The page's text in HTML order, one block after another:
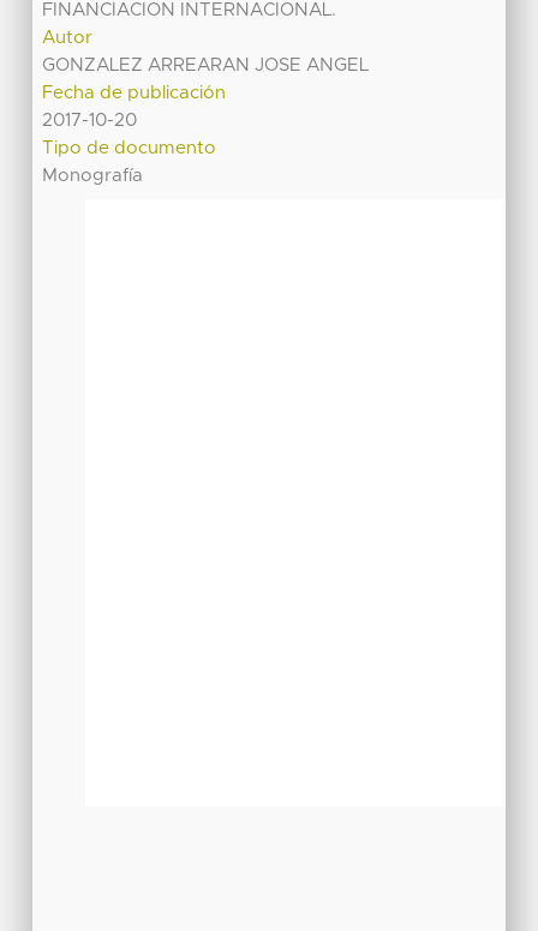
FINANCIACION INTERNACIONAL.
Autor
GONZALEZ ARREARAN JOSE ANGEL
Fecha de publicación
2017-10-20
Tipo de documento
Monografía